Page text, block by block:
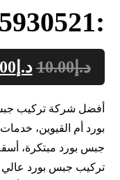
:0565930521
د.إ10.00 د.إ
أفضل شركة تركيب
بورد أم القيوين،
جبس بورد مبتكرة،
تركيب جبس بورد عالي